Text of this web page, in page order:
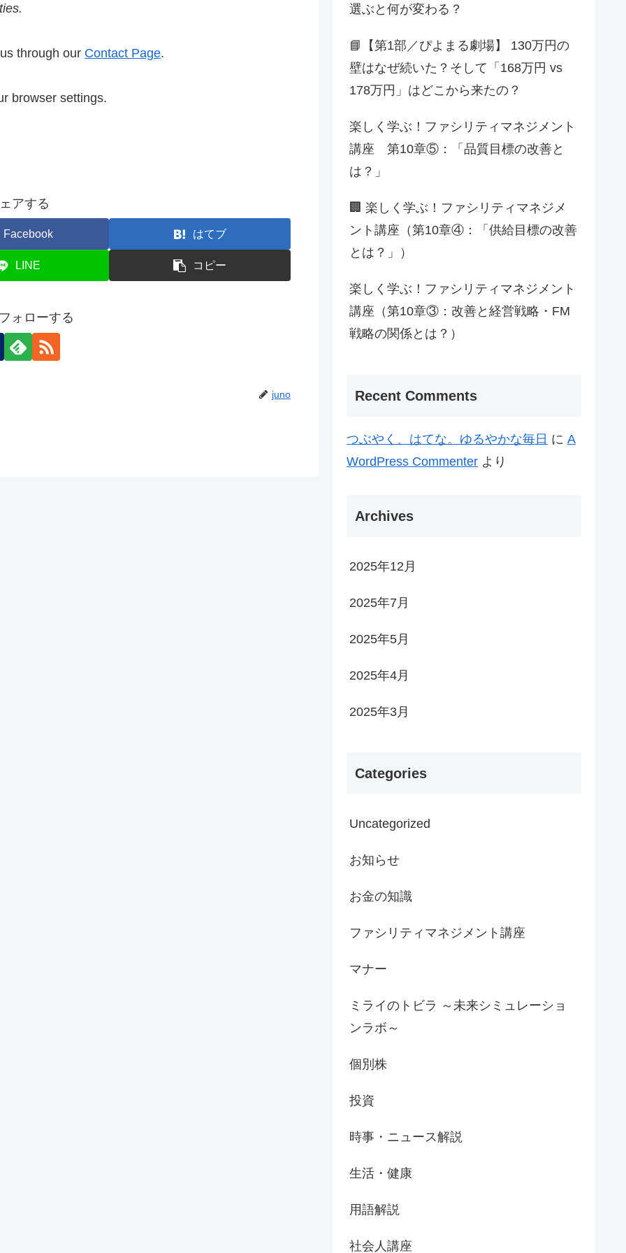
through our Contact Page.
browser settings.
アする
Facebook はてブ
LINE コピー
ォローする
juno
選ぶと何が変わる？
📘【第1部／ぴよまる劇場】 130万円の
壁はなぜ続いた？そして「168万円 vs
178万円」はどこから来たの？
楽しく学ぶ！ファシリティマネジメント
講座 第10章⑤：「品質目標の改善と
は？」
🏢 楽しく学ぶ！ファシリティマネジメ
ント講座（第10章④：「供給目標の改善
とは？」）
楽しく学ぶ！ファシリティマネジメント
講座（第10章③：改善と経営戦略・FM
戦略の関係とは？）
Recent Comments
つぶやく、はてな。ゆるやかな毎日 に A
WordPress Commenter より
Archives
2025年12月
2025年7月
2025年5月
2025年4月
2025年3月
Categories
Uncategorized
お知らせ
お金の知識
ファシリティマネジメント講座
マナー
ミライのトビラ ～未来シミュレーショ
ンラボ～
個別株
投資
時事・ニュース解説
生活・健康
用語解説
社会人講座